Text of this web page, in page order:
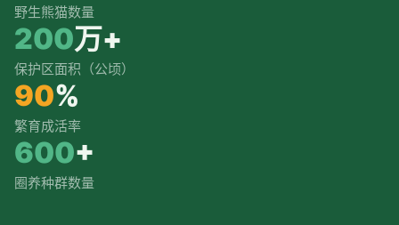
野生熊猫数量
200万+
保护区面积（公顷）
90%
繁育成活率
600+
圈养种群数量